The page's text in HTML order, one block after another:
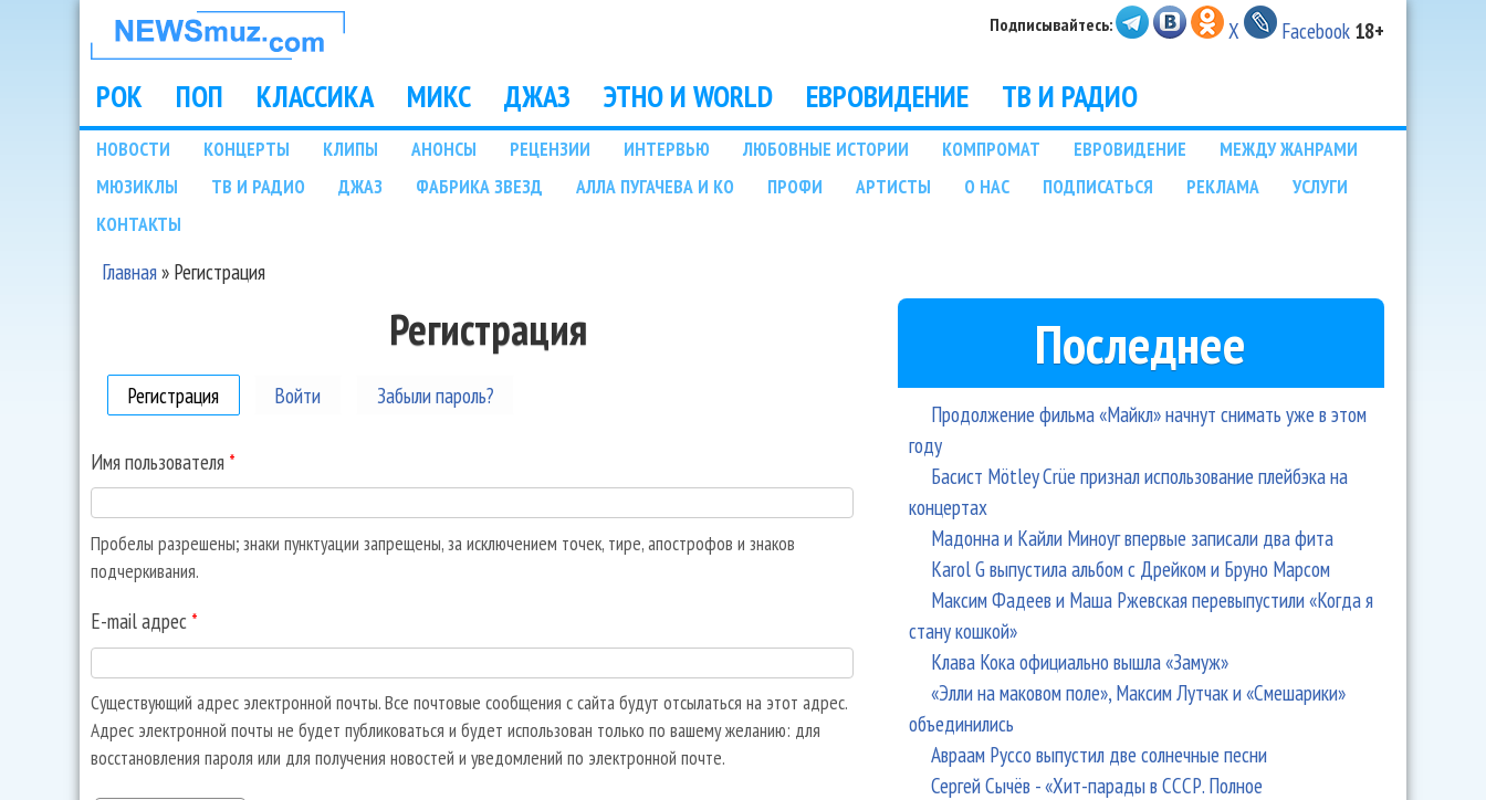
НОВОСТИ
МУЗЫКИ И
ШОУ БИЗНЕСА
NEWSMUZ.COM
Подписывайтесь: X Facebook 18+
Main menu
РОК ПОП КЛАССИКА МИКС ДЖАЗ ЭТНО И WORLD ЕВРОВИДЕНИЕ ТВ И РАДИО
Подразделы
НОВОСТИ КОНЦЕРТЫ КЛИПЫ АНОНСЫ РЕЦЕНЗИИ ИНТЕРВЬЮ ЛЮБОВНЫЕ ИСТОРИИ КОМПРОМАТ ЕВРОВИДЕНИЕ
МЕЖДУ ЖАНРАМИ
МЮЗИКЛЫ
ТВ И РАДИО ДЖАЗ ФАБРИКА ЗВЕЗД АЛЛА ПУГАЧЕВА И КО ПРОФИ АРТИСТЫ О НАС ПОДПИСАТЬСЯ РЕКЛАМА
УСЛУГИ
КОНТАКТЫ
Главная» Регистрация
Регистрация
Регистрация (активная вкладка)
Войти Забыли пароль?
Имя пользователя *
Пробелы разрешены; знаки пунктуации запрещены, за исключением точек, тире, апострофов и знаков
подчеркивания.
E-mail адрес *
Существующий адрес электронной почты. Все почтовые сообщения с сайта будут отсылаться на этот адрес.
Адрес электронной почты не будет публиковаться и будет использован только по вашему желанию: для
восстановления пароля или для получения новостей и уведомлений по электронной почте.
Последнее
Продолжение фильма «Майкл» начнут снимать уже в этом
году
Басист Mötley Crüe признал использование плейбэка на
концертах
Мадонна и Кайли Миноуг впервые записали два фита
Karol G выпустила альбом с Дрейком и Бруно Марсом
Максим Фадеев и Маша Ржевская перевыпустили «Когда я
стану кошкой»
Клава Кока официально вышла «Замуж»
«Элли на маковом поле», Максим Лутчак и «Смешарики»
объединились
Авраам Руссо выпустил две солнечные песни
Сергей Сычёв - «Хит-парады в СССР. Полное